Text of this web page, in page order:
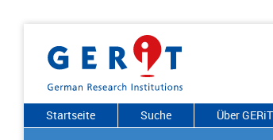
Startseite Suche Über GERiT